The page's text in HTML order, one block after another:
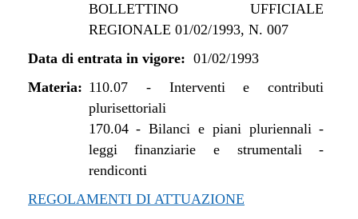
BOLLETTINO UFFICIALE
REGIONALE 01/02/1993, N. 007
Data di entrata in vigore: 01/02/1993
Materia: 110.07- Interventi e contributi
plurisettoriali
170.04-Bilanci e piani pluriennali -
leggi finanziarie e strumentali -
rendiconti
REGOLAMENTI DI ATTUAZIONE